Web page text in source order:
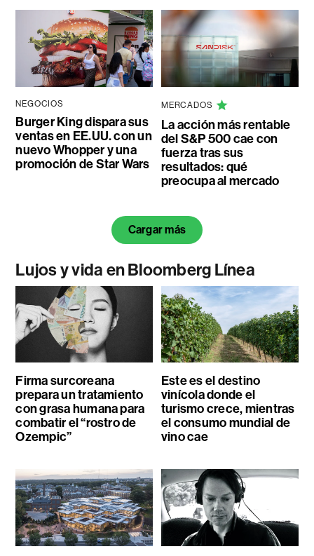
NEGOCIOS
Burger King dispara sus
ventas en EE.UU. con un
nuevo Whopper y una
promoción de Star Wars
MERCADOS
La acción más rentable
del S&P 500 cae con
fuerza tras sus
resultados: qué
preocupa al mercado
Cargar más
Lujos y vida en Bloomberg Línea
Firma surcoreana
prepara un tratamiento
con grasa humana para
combatir el “rostro de
Ozempic”
Este es el destino
vinícola donde el
turismo crece, mientras
el consumo mundial de
vino cae